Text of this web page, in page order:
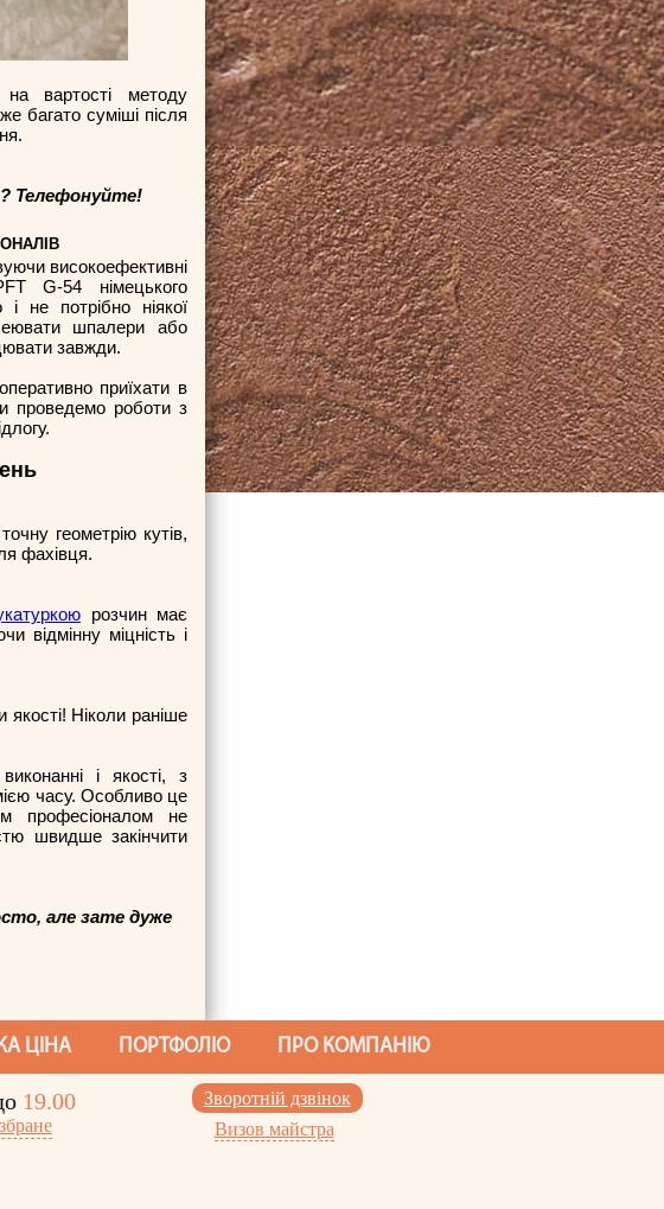
вартості методу
багато суміші після
Телефонуйте!
високоефективні
G-54 німецького
не потрібно ніякої
шпалери або
завжди.
приїхати в
проведемо роботи з
геометрію кутів,
фахівця.
розчин має
відмінну міцність і
якості! Ніколи раніше
і якості, з
часу. Особливо це
професіоналом не
швидше закінчити
але зате дуже
ЦІНА ПОРТФОЛІО ПРО КОМПАНІЮ
19.00
Зворотнiй дзвiнок
Визов майстра